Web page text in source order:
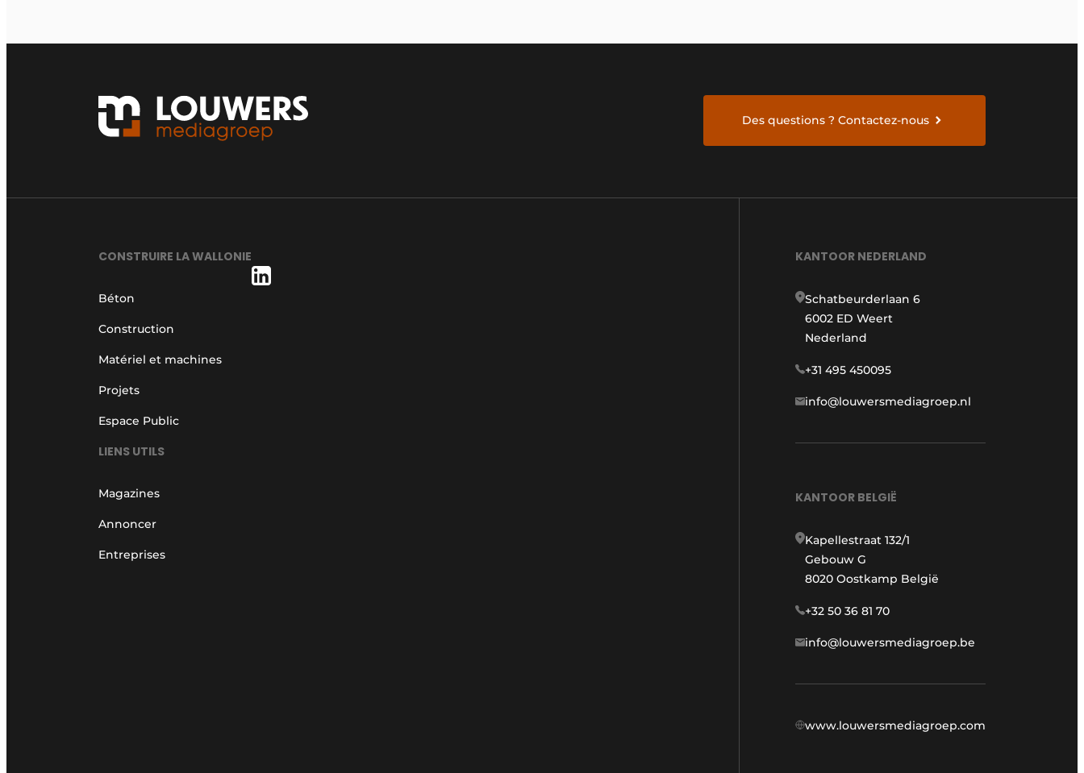
Des questions ? Contactez-nous
CONSTRUIRE LA WALLONIE
Béton
Construction
Matériel et machines
Projets
Espace Public
LIENS UTILS
Magazines
Annoncer
Entreprises
KANTOOR NEDERLAND
Schatbeurderlaan 6
6002 ED Weert
Nederland
+31 495 450095
info@louwersmediagroep.nl
KANTOOR BELGIË
Kapellestraat 132/1
Gebouw G
8020 Oostkamp België
+32 50 36 81 70
info@louwersmediagroep.be
www.louwersmediagroep.com